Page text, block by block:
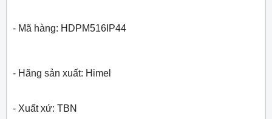
- Mã hàng: HDPM516IP44
- Hãng sản xuất: Himel
- Xuất xứ: TBN